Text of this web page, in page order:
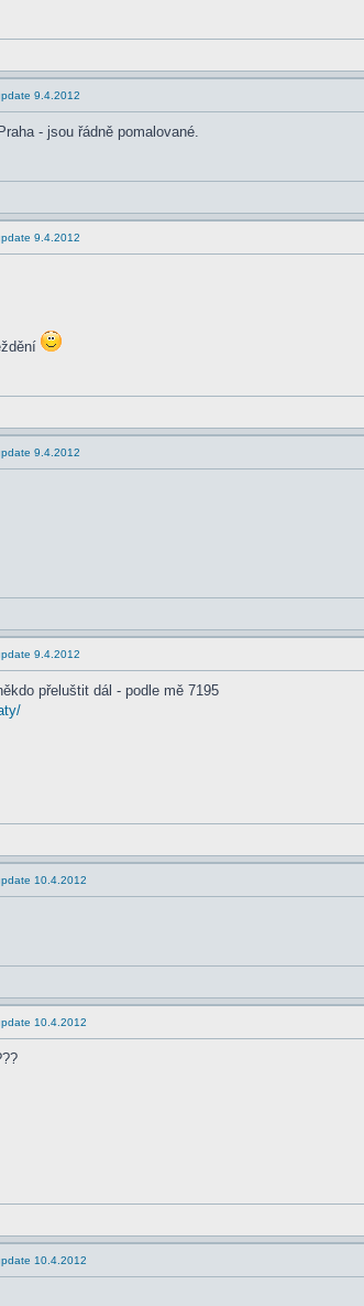
9.4.2012
- jsou řádně pomalované.
9.4.2012
9.4.2012
9.4.2012
přeluštit dál - podle mě 7195
10.4.2012
10.4.2012
10.4.2012